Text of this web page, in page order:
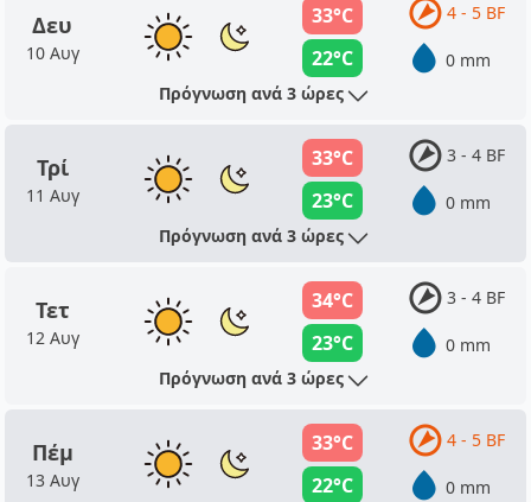
Δευ
10 Αυγ
33°C
22°C
4 - 5 BF
0 mm
Πρόγνωση ανά 3 ώρες
Τρί
11 Αυγ
33°C
23°C
3 - 4 BF
0 mm
Πρόγνωση ανά 3 ώρες
Τετ
12 Αυγ
34°C
23°C
3 - 4 BF
0 mm
Πρόγνωση ανά 3 ώρες
Πέμ
13 Αυγ
33°C
22°C
4 - 5 BF
0 mm